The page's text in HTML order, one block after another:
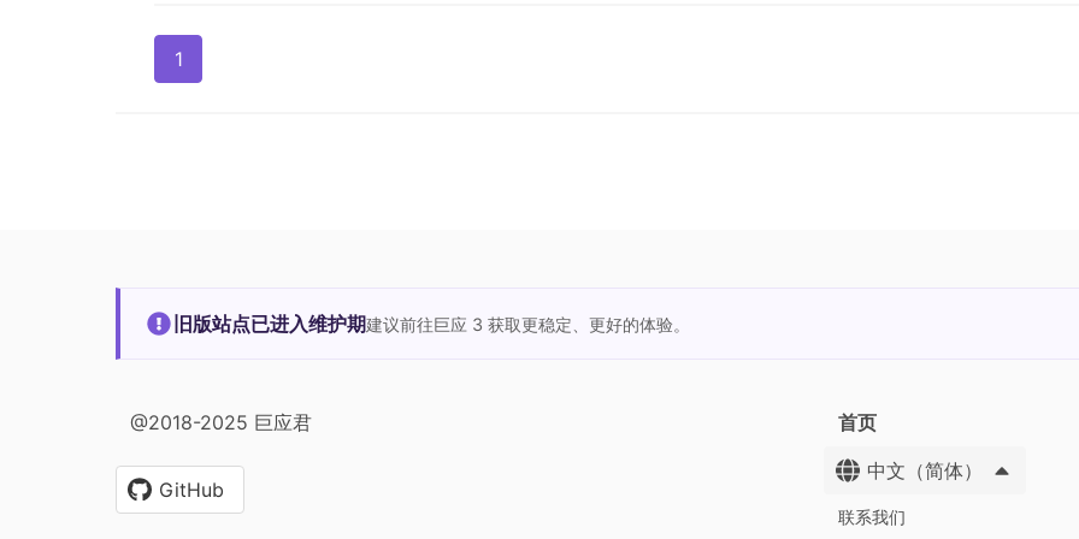
1
旧版站点已进入维护期建议前往巨应 3 获取更稳定、更好的体验。
@2018-2025 巨应君
GitHub
首页
中文（简体）
联系我们